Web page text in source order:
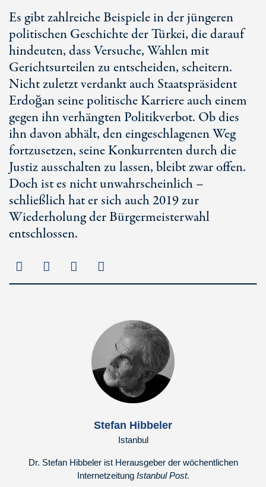
Es gibt zahlreiche Beispiele in der jüngeren
politischen Geschichte der Türkei, die darauf
hindeuten, dass Versuche, Wahlen mit
Gerichtsurteilen zu entscheiden, scheitern.
Nicht zuletzt verdankt auch Staatspräsident
Erdoğan seine politische Karriere auch einem
gegen ihn verhängten Politikverbot. Ob dies
ihn davon abhält, den eingeschlagenen Weg
fortzusetzen, seine Konkurrenten durch die
Justiz ausschalten zu lassen, bleibt zwar offen.
Doch ist es nicht unwahrscheinlich –
schließlich hat er sich auch 2019 zur
Wiederholung der Bürgermeisterwahl
entschlossen.
Stefan Hibbeler
Istanbul
Dr. Stefan Hibbeler ist Herausgeber der wöchentlichen
Internetzeitung Istanbul Post.